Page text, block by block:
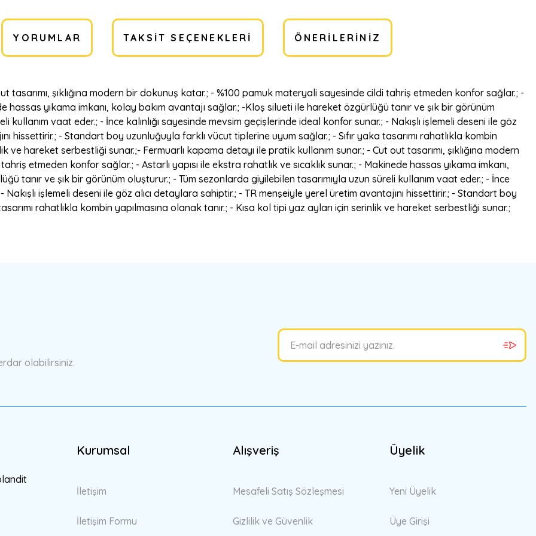
YORUMLAR TAKSIT SEÇENEKLERI ÖNERILERINIZ
tasarımı, şıklığına modern bir dokunuş katar.; - %100 pamuk materyali sayesinde cildi tahriş etmeden konfor sağlar.; -
hassas yıkama imkanı, kolay bakım avantajı sağlar.; -Kloş silueti ile hareket özgürlüğü tanır ve şık bir görünüm
kullanım vaat eder.; - İnce kalınlığı sayesinde mevsim geçişlerinde ideal konfor sunar.; - Nakışlı işlemeli deseni ile göz
hissettirir.; - Standart boy uzunluğuyla farklı vücut tiplerine uyum sağlar.; - Sıfır yaka tasarımı rahatlıkla kombin
ve hareket serbestliği sunar.;- Fermuarlı kapama detayı ile pratik kullanım sunar.; - Cut out tasarımı, şıklığına modern
etmeden konfor sağlar.; - Astarlı yapısı ile ekstra rahatlık ve sıcaklık sunar.; - Makinede hassas yıkama imkanı,
tanır ve şık bir görünüm oluşturur.; - Tüm sezonlarda giyilebilen tasarımıyla uzun süreli kullanım vaat eder.; - İnce
işlemeli deseni ile göz alıcı detaylara sahiptir.; - TR menşeiyle yerel üretim avantajını hissettirir.; - Standart boy
rahatlıkla kombin yapılmasına olanak tanır.; - Kısa kol tipi yaz ayları için serinlik ve hareket serbestliği sunar.;
olabilirsiniz.
Kurumsal
İletişim
İletişim Formu
Alışveriş
Mesafeli Satış Sözleşmesi
Gizlilik ve Güvenlik
Üyelik
Yeni Üyelik
Üye Girişi